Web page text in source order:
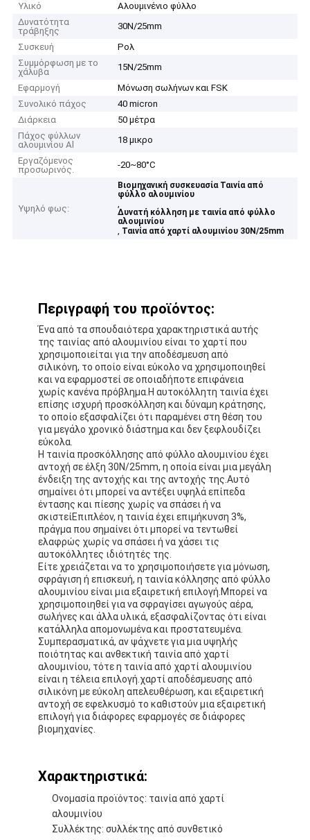
Υλικό
Αλουμινένιο φύλλο
Δυνατότητα
τράβηξης
30N/25mm
Συσκευή
Ρολ
Συμμόρφωση με το
χάλυβα
15N/25mm
Εφαρμογή
Μόνωση σωλήνων και FSK
Συνολικό πάχος
40 micron
Διάρκεια
50 μέτρα
Πάχος φύλλων
αλουμινίου Al
18 μικρο
Εργαζόμενος
προσωρινός.
-20~80°C
Υψηλό φως:
Βιομηχανική συσκευασία Ταινία από
φύλλο αλουμινίου
,
Δυνατή κόλληση με ταινία από φύλλο
αλουμινίου
, Ταινία από χαρτί αλουμινίου 30N/25mm
Περιγραφή του προϊόντος:
Ένα από τα σπουδαιότερα χαρακτηριστικά αυτής
της ταινίας από αλουμινίου είναι το χαρτί που
χρησιμοποιείται για την αποδέσμευση από
σιλικόνη, το οποίο είναι εύκολο να χρησιμοποιηθεί
και να εφαρμοστεί σε οποιαδήποτε επιφάνεια
χωρίς κανένα πρόβλημα.Η αυτοκόλλητη ταινία έχει
επίσης ισχυρή προσκόλληση και δύναμη κράτησης,
το οποίο εξασφαλίζει ότι παραμένει στη θέση του
για μεγάλο χρονικό διάστημα και δεν ξεφλουδίζει
εύκολα.
Η ταινία προσκόλλησης από φύλλο αλουμινίου έχει
αντοχή σε έλξη 30N/25mm, η οποία είναι μια μεγάλη
ένδειξη της αντοχής και της αντοχής της.Αυτό
σημαίνει ότι μπορεί να αντέξει υψηλά επίπεδα
έντασης και πίεσης χωρίς να σπάσει ή να
σκιστείΕπιπλέον, η ταινία έχει επιμήκυνση 3%,
πράγμα που σημαίνει ότι μπορεί να τεντωθεί
ελαφρώς χωρίς να σπάσει ή να χάσει τις
αυτοκόλλητες ιδιότητές της.
Είτε χρειάζεται να το χρησιμοποιήσετε για μόνωση,
σφράγιση ή επισκευή, η ταινία κόλλησης από φύλλο
αλουμινίου είναι μια εξαιρετική επιλογή.Μπορεί να
χρησιμοποιηθεί για να σφραγίσει αγωγούς αέρα,
σωλήνες και άλλα υλικά, εξασφαλίζοντας ότι είναι
κατάλληλα απομονωμένα και προστατευμένα.
Συμπερασματικά, αν ψάχνετε για μια υψηλής
ποιότητας και ανθεκτική ταινία από χαρτί
αλουμινίου, τότε η ταινία από χαρτί αλουμινίου
είναι η τέλεια επιλογή.χαρτί αποδέσμευσης από
σιλικόνη με εύκολη απελευθέρωση, και εξαιρετική
αντοχή σε εφελκυσμό το καθιστούν μια εξαιρετική
επιλογή για διάφορες εφαρμογές σε διάφορες
βιομηχανίες.
Χαρακτηριστικά:
Ονομασία προϊόντος: ταινία από χαρτί
αλουμινίου
Συλλέκτης: συλλέκτης από συνθετικό